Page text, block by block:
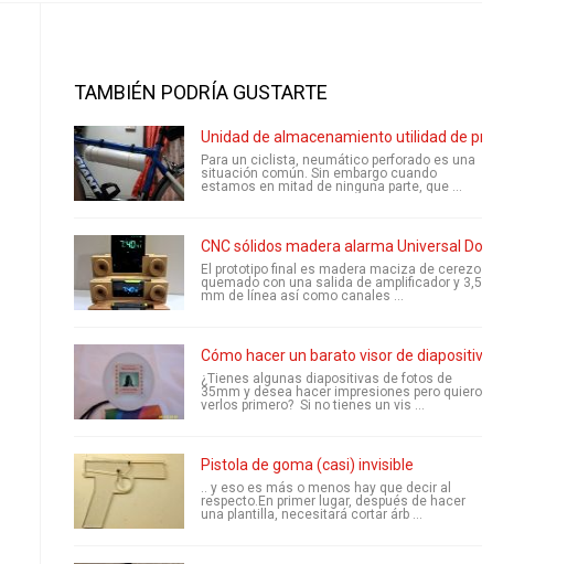
TAMBIÉN PODRÍA GUSTARTE
Unidad de almacenamiento utilidad de prueba de
Para un ciclista, neumático perforado es una
situación común. Sin embargo cuando
estamos en mitad de ninguna parte, que ...
CNC sólidos madera alarma Universal Dock
El prototipo final es madera maciza de cerezo
quemado con una salida de amplificador y 3,5
mm de línea así como canales ...
Cómo hacer un barato visor de diapositivas de 35mm
¿Tienes algunas diapositivas de fotos de
35mm y desea hacer impresiones pero quiero
verlos primero? Si no tienes un vis ...
Pistola de goma (casi) invisible
.. y eso es más o menos hay que decir al
respecto.En primer lugar, después de hacer
una plantilla, necesitará cortar árb ...